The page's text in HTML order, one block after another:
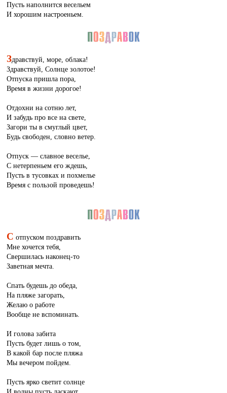
Пусть наполнится весельем
И хорошим настроеньем.
Здравствуй, море, облака!
Здравствуй, Солнце золотое!
Отпуска пришла пора,
Время в жизни дорогое!
Отдохни на сотню лет,
И забудь про все на свете,
Загори ты в смуглый цвет,
Будь свободен, словно ветер.
Отпуск — славное веселье,
С нетерпеньем его ждешь,
Пусть в тусовках и похмелье
Время с пользой проведешь!
С отпуском поздравить
Мне хочется тебя,
Свершилась наконец-то
Заветная мечта.
Спать будешь до обеда,
На пляже загорать,
Желаю о работе
Вообще не вспоминать.
И голова забита
Пусть будет лишь о том,
В какой бар после пляжа
Мы вечером пойдем.
Пусть ярко светит солнце